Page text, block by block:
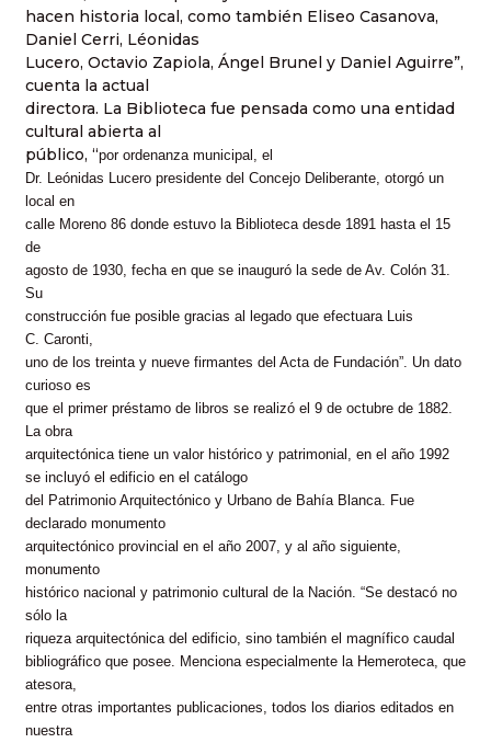
hacen historia local, como también Eliseo Casanova,
Daniel Cerri, Léonidas
Lucero, Octavio Zapiola, Ángel Brunel y Daniel Aguirre”,
cuenta la actual
directora. La Biblioteca fue pensada como una entidad
cultural abierta al
público, “por ordenanza municipal, el
Dr. Leónidas Lucero presidente del Concejo Deliberante, otorgó un
local en
calle Moreno 86 donde estuvo la Biblioteca desde 1891 hasta el 15
de
agosto de 1930, fecha en que se inauguró la sede de Av. Colón 31.
Su
construcción fue posible gracias al legado que efectuara Luis
C. Caronti,
uno de los treinta y nueve firmantes del Acta de Fundación”. Un dato
curioso es
que el primer préstamo de libros se realizó el 9 de octubre de 1882.
La obra
arquitectónica tiene un valor histórico y patrimonial, en el año 1992
se incluyó el edificio en el catálogo
del Patrimonio Arquitectónico y Urbano de Bahía Blanca. Fue
declarado monumento
arquitectónico provincial en el año 2007, y al año siguiente,
monumento
histórico nacional y patrimonio cultural de la Nación. “Se destacó no
sólo la
riqueza arquitectónica del edificio, sino también el magnífico caudal
bibliográfico que posee. Menciona especialmente la Hemeroteca, que
atesora,
entre otras importantes publicaciones, todos los diarios editados en
nuestra